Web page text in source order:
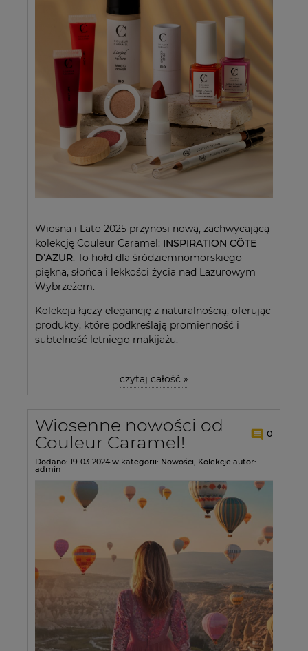
Wiosna i Lato 2025 przynosi nową, zachwycającą
kolekcję Couleur Caramel: INSPIRATION CÔTE
D’AZUR. To hołd dla śródziemnomorskiego
piękna, słońca i lekkości życia nad Lazurowym
Wybrzeżem.
Kolekcja łączy elegancję z naturalnością, oferując
produkty, które podkreślają promienność i
subtelność letniego makijażu.
czytaj całość »
Wiosenne nowości od
Couleur Caramel!
0
Dodano: 19-03-2024w kategorii: Nowości, Kolekcje autor:
admin